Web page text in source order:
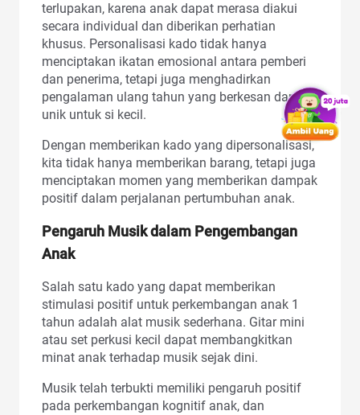
terlupakan, karena anak dapat merasa diakui
secara individual dan diberikan perhatian
khusus. Personalisasi kado tidak hanya
menciptakan ikatan emosional antara pemberi
dan penerima, tetapi juga menghadirkan
pengalaman ulang tahun yang berkesan dan
unik untuk si kecil.
Dengan memberikan kado yang dipersonalisasi,
kita tidak hanya memberikan barang, tetapi juga
menciptakan momen yang memberikan dampak
positif dalam perjalanan pertumbuhan anak.
Pengaruh Musik dalam Pengembangan
Anak
Salah satu kado yang dapat memberikan
stimulasi positif untuk perkembangan anak 1
tahun adalah alat musik sederhana. Gitar mini
atau set perkusi kecil dapat membangkitkan
minat anak terhadap musik sejak dini.
Musik telah terbukti memiliki pengaruh positif
pada perkembangan kognitif anak, dan